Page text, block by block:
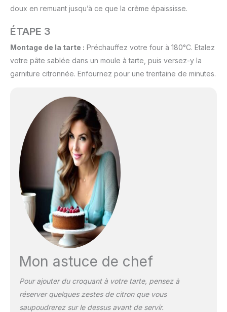
doux en remuant jusqu’à ce que la crème épaississe.
ÉTAPE 3
Montage de la tarte : Préchauffez votre four à 180°C. Etalez
votre pâte sablée dans un moule à tarte, puis versez-y la
garniture citronnée. Enfournez pour une trentaine de minutes.
Mon astuce de chef
Pour ajouter du croquant à votre tarte, pensez à
réserver quelques zestes de citron que vous
saupoudrerez sur le dessus avant de servir.